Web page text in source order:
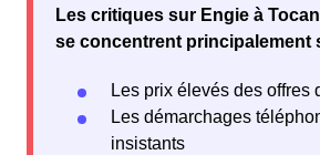
Les critiques sur Engie à
se concentrent principalement
Les prix élevés des offres
Les démarchages
insistants